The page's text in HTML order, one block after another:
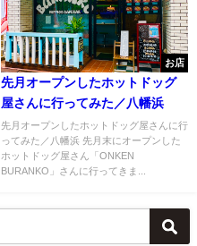
お店
先月オープンしたホットドッグ
屋さんに行ってみた／八幡浜
先月オープンしたホットドッグ屋さんに行
ってみた／八幡浜 先月末にオープンした
ホットドッグ屋さん「ONKEN
BURANKO」さんに行ってきま...